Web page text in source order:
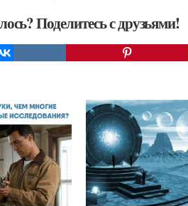
Поделитесь с друзьями!